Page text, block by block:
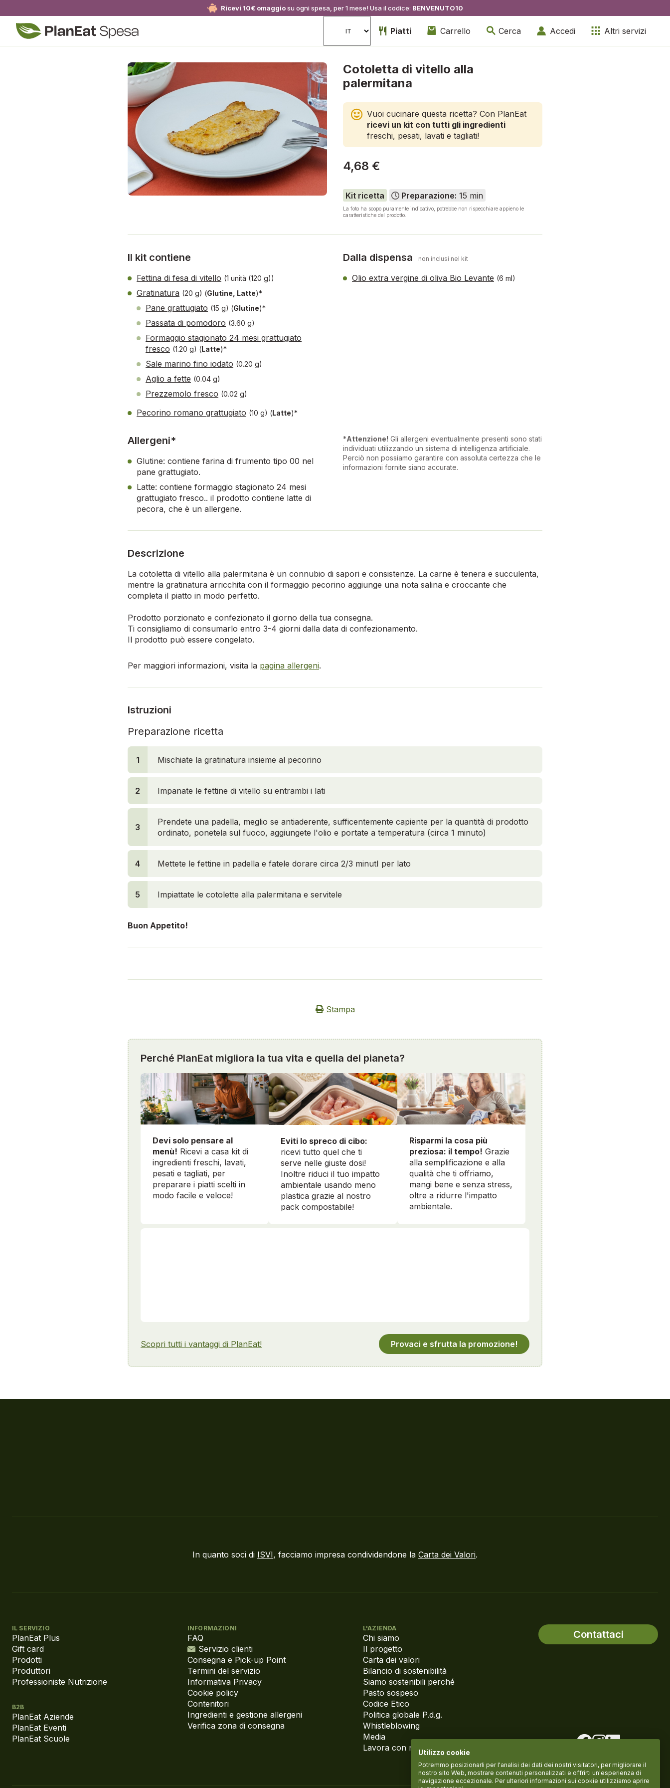
Ricevi 10€ omaggiosu ogni spesa, per 1 mese! Usa il codice: BENVENUTO10
Piatti Carrello Cerca Accedi Altri servizi
Cotoletta di vitello alla
palermitana
Vuoi cucinare questa ricetta? Con PlanEat
ricevi un kit con tutti gli ingredienti
freschi, pesati, lavati e tagliati!
4,68 €
Kit ricetta Preparazione: 15 min
La foto ha scopo puramente indicativo, potrebbe non rispecchiare appieno le
caratteristiche del prodotto.
Il kit contiene
Fettina di fesa di vitello (1 unità (120 g))
Gratinatura (20 g) (Glutine, Latte)*
Pane grattugiato (15 g) (Glutine)*
Passata di pomodoro (3.60 g)
Formaggio stagionato 24 mesi grattugiato
fresco (1.20 g) (Latte)*
Sale marino fino iodato (0.20 g)
Aglio a fette (0.04 g)
Prezzemolo fresco (0.02 g)
Pecorino romano grattugiato (10 g) (Latte)*
Dalla dispensa non inclusi nel kit
Olio extra vergine di oliva Bio Levante (6 ml)
Allergeni*
Glutine: contiene farina di frumento tipo 00 nel
pane grattugiato.
Latte: contiene formaggio stagionato 24 mesi
grattugiato fresco.. il prodotto contiene latte di
pecora, che è un allergene.
*Attenzione! Gli allergeni eventualmente presenti sono stati
individuati utilizzando un sistema di intelligenza artificiale.
Perciò non possiamo garantire con assoluta certezza che le
informazioni fornite siano accurate.
Descrizione
La cotoletta di vitello alla palermitana è un connubio di sapori e consistenze. La carne è tenera e succulenta,
mentre la gratinatura arricchita con il formaggio pecorino aggiunge una nota salina e croccante che
completa il piatto in modo perfetto.
Prodotto porzionato e confezionato il giorno della tua consegna.
Ti consigliamo di consumarlo entro 3-4 giorni dalla data di confezionamento.
Il prodotto può essere congelato.
Per maggiori informazioni, visita la pagina allergeni.
Istruzioni
Preparazione ricetta
1 Mischiate la gratinatura insieme al pecorino
Impanate le fettine di vitello su entrambi i lati
2
3
Prendete una padella, meglio se antiaderente, sufficentemente capiente per la quantità di prodotto
ordinato, ponetela sul fuoco, aggiungete l'olio e portate a temperatura (circa 1 minuto)
4 Mettete le fettine in padella e fatele dorare circa 2/3 minutI per lato
5 Impiattate le cotolette alla palermitana e servitele
Buon Appetito!
Stampa
Perché PlanEat migliora la tua vita e quella del pianeta?
Devi solo pensare al
menù! Ricevi a casa kit di
ingredienti freschi, lavati,
pesati e tagliati, per
preparare i piatti scelti in
modo facile e veloce!
Eviti lo spreco di cibo:
ricevi tutto quel che ti
serve nelle giuste dosi!
Inoltre riduci il tuo impatto
ambientale usando meno
plastica grazie al nostro
pack compostabile!
Risparmi la cosa più
preziosa: il tempo! Grazie
alla semplificazione e alla
qualità che ti offriamo,
mangi bene e senza stress,
oltre a ridurre l'impatto
ambientale.
Scopri tutti i vantaggi di PlanEat! Provaci e sfrutta la promozione!
In quanto soci di ISVI, facciamo impresa condividendone la Carta dei Valori.
IL SERVIZIO
PlanEat Plus
Gift card
Prodotti
Produttori
Professioniste Nutrizione
B2B
PlanEat Aziende
PlanEat Eventi
PlanEat Scuole
INFORMAZIONI
FAQ
Servizio clienti
Consegna e Pick-up Point
Termini del servizio
Informativa Privacy
Cookie policy
Contenitori
Ingredienti e gestione allergeni
Verifica zona di consegna
L'AZIENDA
Chi siamo
Il progetto
Carta dei valori
Bilancio di sostenibilità
Siamo sostenibili perché
Pasto sospeso
Codice Etico
Politica globale P.d.g.
Whistleblowing
Media
Lavora con noi
Contattaci
Utilizzo cookie
Potremmo posizionarli per l'analisi dei dati dei nostri visitatori, per migliorare il
nostro sito Web, mostrare contenuti personalizzati e offrirti un'esperienza di
navigazione eccezionale. Per ulteriori informazioni sui cookie utilizziamo aprire